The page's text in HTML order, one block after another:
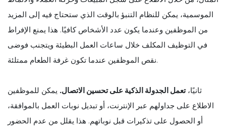
الموسمية، يمكن للنظام التنبؤ بالوقت الذي ستحتاج فيه إلى المزيد
من الموظفين وعندما يكون عدد الأشخاص كافيًا. هذا يمنع الإفراط
في التوظيف المكلف خلال ساعات العمل البطيئة ويتجنب فوضى
نقص الموظفين عندما تكون غرفة الطعام ممتلئة.
ثانيًا،تعمل الجدولة الذكية على تحسين الاتصال. يمكن للموظفين
الاطلاع على جداولهم عبر الإنترنت، أو تبديل نوبات العمل بالموافقة،
أو الحصول على تذكيرات قبل نوباتهم. هذا يقلل من عدم الحضور